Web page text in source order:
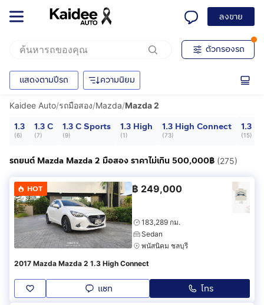
ลงขาย
ตัวกรองรถ
แสดงตามปีรถ ความนิยม
Kaidee Auto/รถมือสอง/Mazda/Mazda 2
1.3
(6)
1.3 C
(7)
1.3 C Sports
(9)
1.3 High
(1)
1.3 High Connect
(73)
1.3
(15)
รถยนต์ Mazda Mazda 2 มือสอง ราคาไม่เกิน 500,000฿ (275)
HOT ฿ 249,000
183,289 กม.
Sedan
พนัสนิคม ชลบุรี
2017 Mazda Mazda 2 1.3 High Connect
แชท โทร